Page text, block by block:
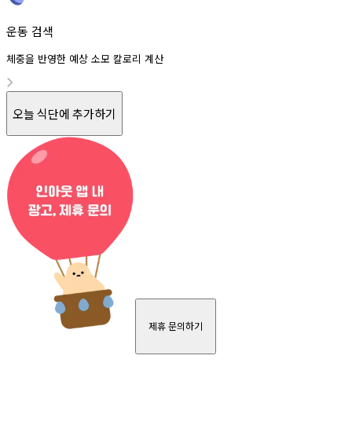
운동 검색
체중을 반영한 예상 소모 칼로리 계산
오늘 식단에 추가하기
제휴 문의하기